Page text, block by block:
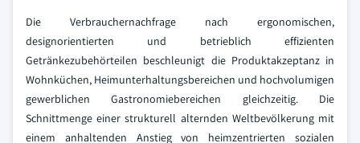
Die Verbrauchernachfrage nach ergonomischen,
designorientierten und betrieblich effizienten
Getränkezubehörteilen beschleunigt die Produktakzeptanz in
Wohnküchen, Heimunterhaltungsbereichen und hochvolumigen
gewerblichen Gastronomiebereichen gleichzeitig. Die
Schnittmenge einer strukturell alternden Weltbevölkerung mit
einem anhaltenden Anstieg von heimzentrierten sozialen